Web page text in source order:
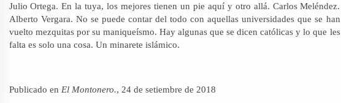
Julio Ortega. En la tuya, los mejores tienen un pie aquí y otro allá. Carlos Meléndez.
Alberto Vergara. No se puede contar del todo con aquellas universidades que se han
vuelto mezquitas por su maniqueísmo. Hay algunas que se dicen católicas y lo que les
falta es solo una cosa. Un minarete islámico.
Publicado en El Montonero., 24 de setiembre de 2018